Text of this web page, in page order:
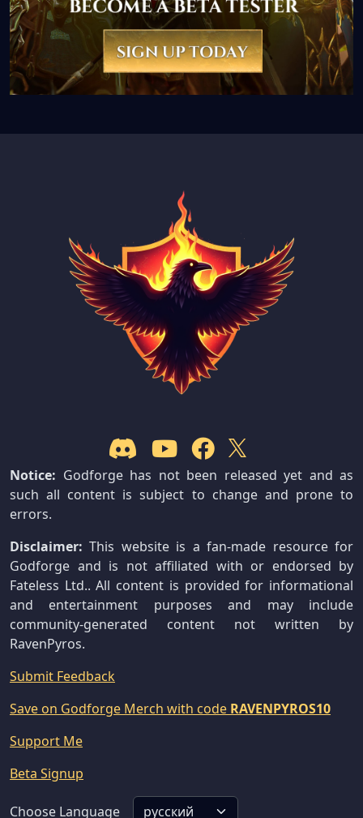
Notice: Godforge has not been released yet and as
such all content is subject to change and prone to
errors.
Disclaimer: This website is a fan-made resource for
Godforge and is not affiliated with or endorsed by
Fateless Ltd.. All content is provided for informational
and entertainment purposes and may include
community-generated content not written by
RavenPyros.
Submit Feedback
Save on Godforge Merch with code RAVENPYROS10
Support Me
Beta Signup
Choose Language